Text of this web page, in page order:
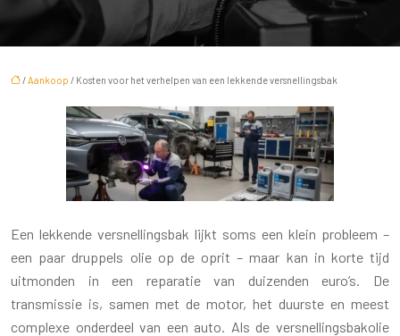
/Aankoop / Kosten voor het verhelpen van een lekkende versnellingsbak
Een lekkende versnellingsbak lijkt soms een klein probleem –
een paar druppels olie op de oprit – maar kan in korte tijd
uitmonden in een reparatie van duizenden euro’s. De
transmissie is, samen met de motor, het duurste en meest
complexe onderdeel van een auto. Als de versnellingsbakolie